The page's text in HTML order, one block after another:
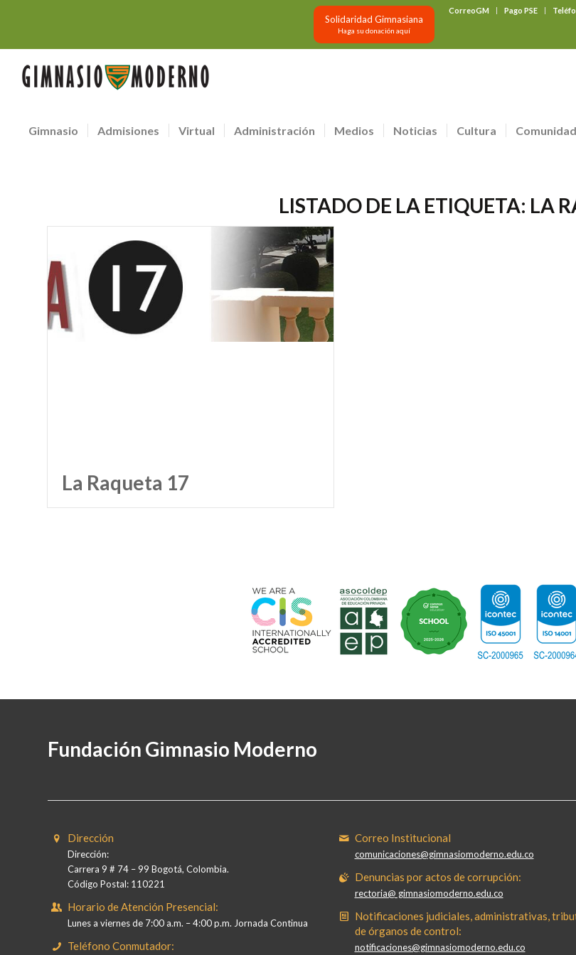
CorreoGM Pago PSE
Solidaridad Gimnasiana
Haga su donación aquí
Gimnasio Admisiones Virtual Administración Medios Noticias Cultura Comunidad
LISTADO DE LA ETIQUETA: LA
La Raqueta 17
Fundación Gimnasio Moderno
Dirección
Dirección:
Carrera 9 # 74 – 99 Bogotá, Colombia.
Código Postal: 110221
Horario de Atención Presencial:
Lunes a viernes de 7:00 a.m. – 4:00 p.m. Jornada Continua
Teléfono Conmutador:
Correo Institucional
comunicaciones@gimnasiomoderno.edu.co
Denuncias por actos de corrupción:
rectoria@ gimnasiomoderno.edu.co
Notificaciones judiciales, administrativas,
de órganos de control:
notificaciones@gimnasiomoderno.edu.co